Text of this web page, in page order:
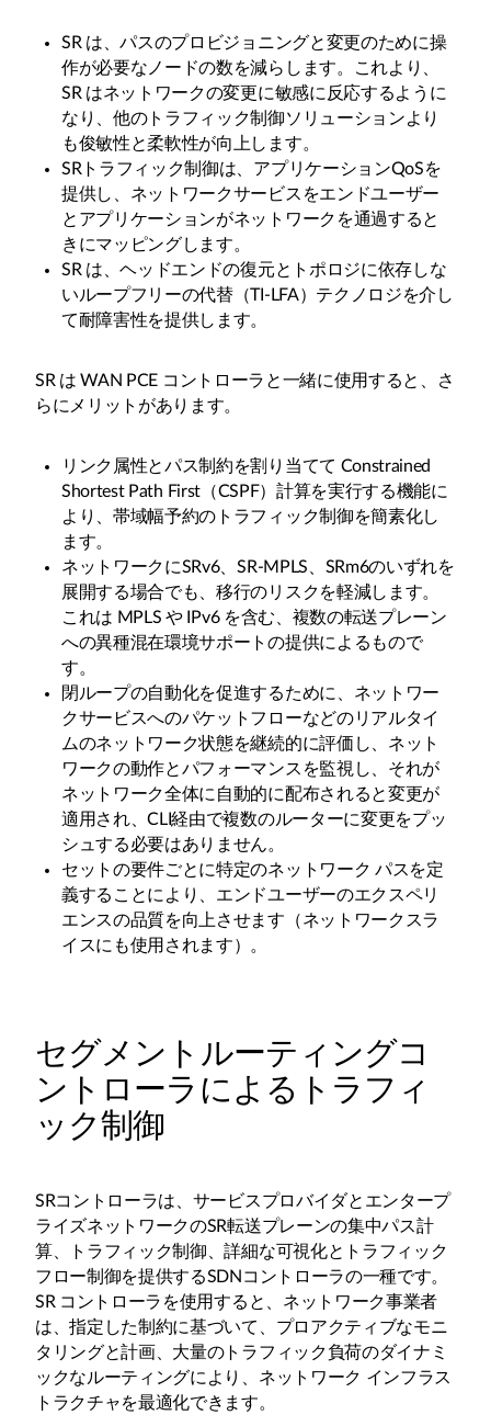
SR は、パスのプロビジョニングと変更のために操
作が必要なノードの数を減らします。これより、
SR はネットワークの変更に敏感に反応するように
なり、他のトラフィック制御ソリューションより
も俊敏性と柔軟性が向上します。
SRトラフィック制御は、アプリケーションQoSを
提供し、ネットワークサービスをエンドユーザー
とアプリケーションがネットワークを通過すると
きにマッピングします。
SR は、ヘッドエンドの復元とトポロジに依存しな
いループフリーの代替（TI-LFA）テクノロジを介し
て耐障害性を提供します。
SR は WAN PCE コントローラと一緒に使用すると、さ
らにメリットがあります。
リンク属性とパス制約を割り当てて Constrained
Shortest Path First（CSPF）計算を実行する機能に
より、帯域幅予約のトラフィック制御を簡素化し
ます。
ネットワークにSRv6、SR-MPLS、SRm6のいずれを
展開する場合でも、移行のリスクを軽減します。
これは MPLS や IPv6 を含む、複数の転送プレーン
への異種混在環境サポートの提供によるもので
す。
閉ループの自動化を促進するために、ネットワー
クサービスへのパケットフローなどのリアルタイ
ムのネットワーク状態を継続的に評価し、ネット
ワークの動作とパフォーマンスを監視し、それが
ネットワーク全体に自動的に配布されると変更が
適用され、CLI経由で複数のルーターに変更をプッ
シュする必要はありません。
セットの要件ごとに特定のネットワーク パスを定
義することにより、エンドユーザーのエクスペリ
エンスの品質を向上させます（ネットワークスラ
イスにも使用されます）。
セグメントルーティングコ
ントローラによるトラフィ
ック制御
SRコントローラは、サービスプロバイダとエンタープ
ライズネットワークのSR転送プレーンの集中パス計
算、トラフィック制御、詳細な可視化とトラフィック
フロー制御を提供するSDNコントローラの一種です。
SR コントローラを使用すると、ネットワーク事業者
は、指定した制約に基づいて、プロアクティブなモニ
タリングと計画、大量のトラフィック負荷のダイナミ
ックなルーティングにより、ネットワーク インフラス
トラクチャを最適化できます。